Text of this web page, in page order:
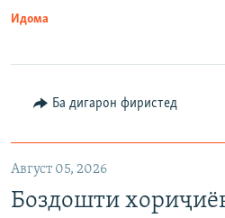
Идома
Ба дигарон фиристед
Август 05, 2026
Боздошти